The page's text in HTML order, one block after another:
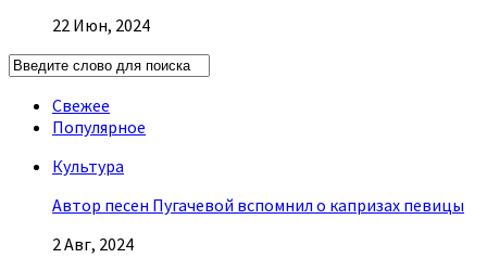
22 Июн, 2024
Свежее
Популярное
Культура
Автор песен Пугачевой вспомнил о капризах певицы
2 Авг, 2024